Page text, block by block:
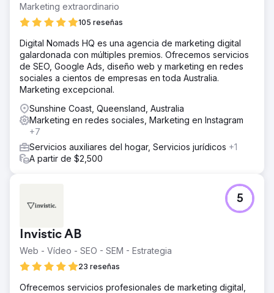
Marketing extraordinario
105 reseñas
Digital Nomads HQ es una agencia de marketing digital
galardonada con múltiples premios. Ofrecemos servicios
de SEO, Google Ads, diseño web y marketing en redes
sociales a cientos de empresas en toda Australia.
Marketing excepcional.
Sunshine Coast, Queensland, Australia
Marketing en redes sociales, Marketing en Instagram
+7
Servicios auxiliares del hogar, Servicios jurídicos +1
A partir de $2,500
Invistic AB
Web - Vídeo - SEO - SEM - Estrategia
23 reseñas
5
Ofrecemos servicios profesionales de marketing digital,